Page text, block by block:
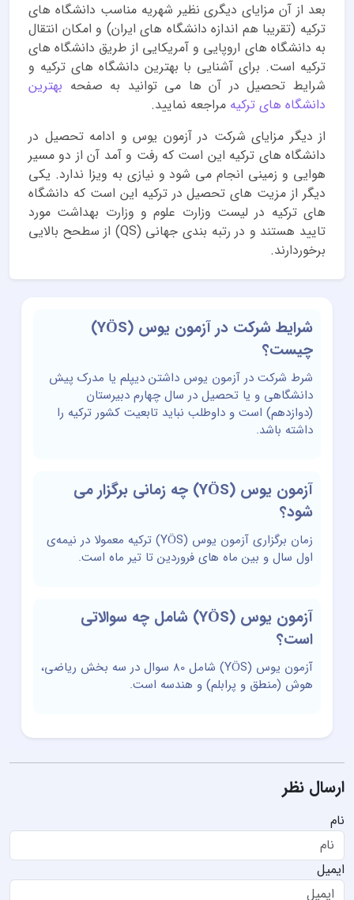
بعد از آن مزایای دیگری نظیر شهریه مناسب دانشگاه های
ترکیه (تقریبا هم اندازه دانشگاه های ایران) و امکان انتقال
به دانشگاه های اروپایی و آمریکایی از طریق دانشگاه های
ترکیه است. برای آشنایی با بهترین دانشگاه های ترکیه و
شرایط تحصیل در آن ها می توانید به صفحه بهترین
دانشگاه های ترکیه مراجعه نمایید.
از دیگر مزایای شرکت در آزمون یوس و ادامه تحصیل در
دانشگاه های ترکیه این است که رفت و آمد آن از دو مسیر
هوایی و زمینی انجام می شود و نیازی به ویزا ندارد. یکی
دیگر از مزیت های تحصیل در ترکیه این است که دانشگاه
های ترکیه در لیست وزارت علوم و وزارت بهداشت مورد
تایید هستند و در رتبه بندی جهانی (QS) از سطحح بالایی
برخوردارند.
شرایط شرکت در آزمون یوس (YÖS)
چیست؟
شرط شرکت در آزمون یوس داشتن دیپلم یا مدرک پیش
دانشگاهی و یا تحصیل در سال چهارم دبیرستان
(دوازدهم) است و داوطلب نباید تابعیت کشور ترکیه را
داشته باشد.
آزمون یوس (YÖS) چه زمانی برگزار می
شود؟
زمان برگزاری آزمون یوس (YÖS) ترکیه معمولا در نیمه‌ی
اول سال و بین ماه های فروردین تا تیر ماه است.
آزمون یوس (YÖS) شامل چه سوالاتی
است؟
آزمون یوس (YÖS) شامل 80 سوال در سه بخش ریاضی،
هوش (منطق و پرابلم) و هندسه است.
ارسال نظر
نام
ایمیل